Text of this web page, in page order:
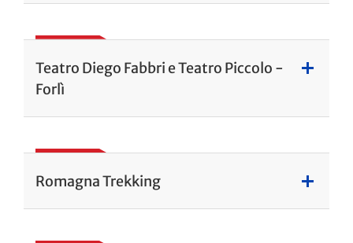
Teatro Diego Fabbri e Teatro Piccolo -
Forlì
Romagna Trekking